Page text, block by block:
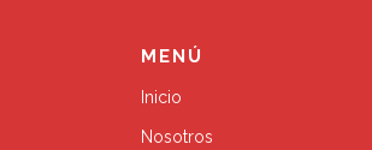
MENÚ
Inicio
Nosotros